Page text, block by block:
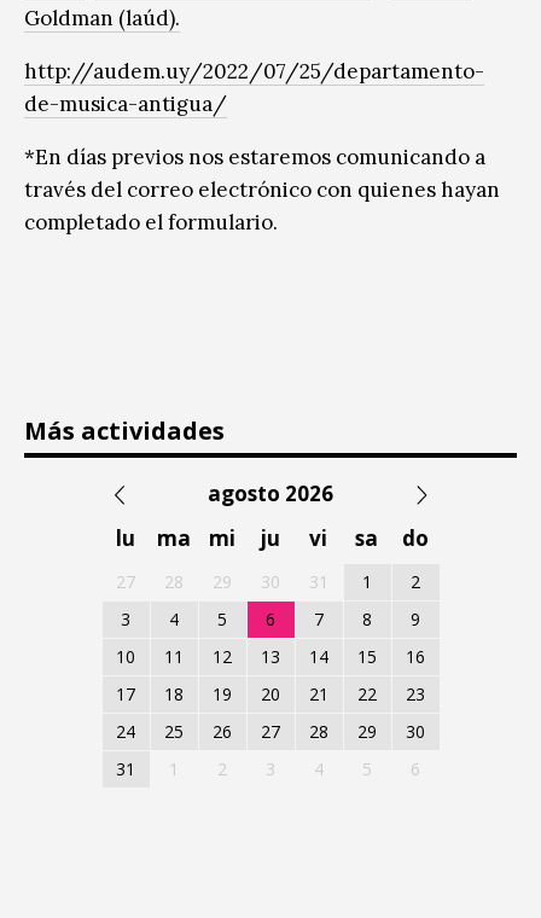
Goldman (laúd).
http://audem.uy/2022/07/25/departamento-
de-musica-antigua/
*En días previos nos estaremos comunicando a
través del correo electrónico con quienes hayan
completado el formulario.
Más actividades
agosto 2026
lu
ma mi ju vi sa do
27 28 29 30 31 1
2
3
4 5 6 7 8
9
10
11 12 13 14 15
16
17
18 19 20 21 22
23
24
25 26 27 28 29
30
31
1 2 3 4 5 6